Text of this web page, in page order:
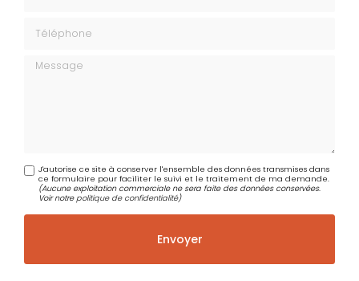
Message
J'autorise ce site à conserver l'ensemble des données transmises dans
ce formulaire pour faciliter le suivi et le traitement de ma demande.
(Aucune exploitation commerciale ne sera faite des données conservées.
Voir notrepolitique de confidentialité)